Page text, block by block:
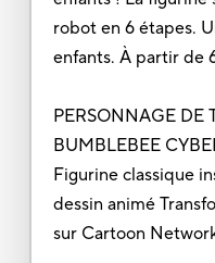
robot en 6 étapes.
enfants. À partir de
PERSONNAGE DE
BUMBLEBEE
Figurine classique
dessin animé
sur Cartoon